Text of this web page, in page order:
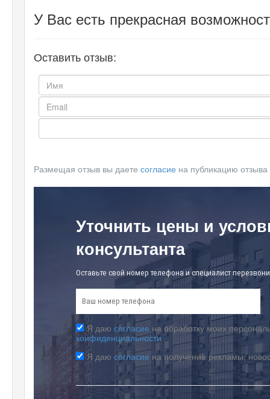
У Вас есть прекрасная
Оставить отзыв:
Размещая отзыв вы даете согласие на публикацию отзыва
Уточнить цены и
консультанта
Оставьте свой номер телефона и специалист
Я даю согласие на обработку моих
конфиденциальности
Я даю согласие на получение рекламы,